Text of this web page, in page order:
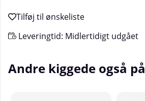
Leveringtid: Midlertidigt udgået
Andre kiggede også på